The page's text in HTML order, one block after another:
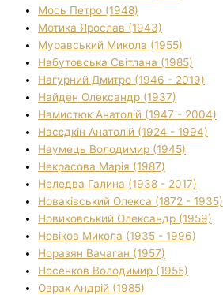
Мось Петро (1948)
Мотика Ярослав (1943)
Муравський Микола (1955)
Набутовська Світлана (1985)
Нагурний Дмитро (1946 - 2019)
Найден Олександр (1937)
Намистюк Анатолій (1947 - 2004)
Насєдкін Анатолій (1924 - 1994)
Наумець Володимир (1945)
Некрасова Марія (1987)
Неледва Галина (1938 - 2017)
Новаківський Олекса (1872 - 1935)
Новиковський Олександр (1959)
Новіков Микола (1935 - 1996)
Норазян Вачаган (1957)
Носенков Володимир (1955)
Оврах Андрій (1985)